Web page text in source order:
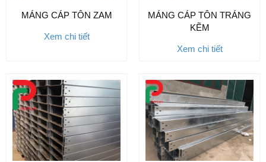
MÁNG CÁP TÔN ZAM
Xem chi tiết
MÁNG CÁP TÔN TRÁNG
KẼM
Xem chi tiết